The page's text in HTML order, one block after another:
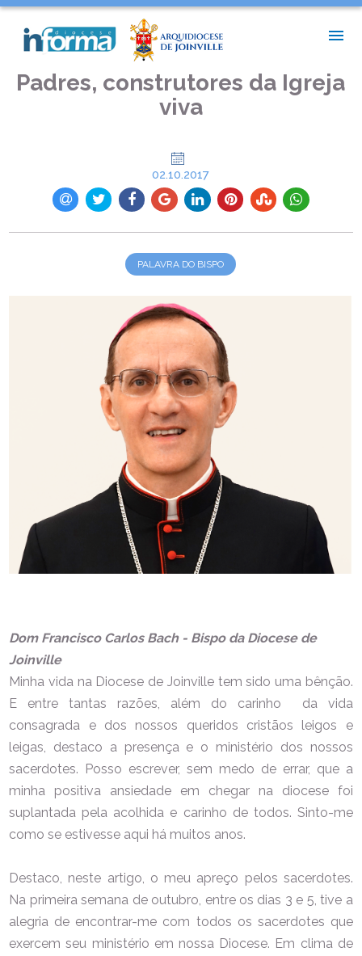
PADRES, CONSTRUTORES DA IGREJA VIVA
Padres, construtores da Igreja
viva
02.10.2017
PALAVRA DO BISPO
Dom Francisco Carlos Bach - Bispo da Diocese de
Joinville
Minha vida na Diocese de Joinville tem sido uma bênção.
E entre tantas razões, além do carinho da vida
consagrada e dos nossos queridos cristãos leigos e
leigas, destaco a presença e o ministério dos nossos
sacerdotes. Posso escrever, sem medo de errar, que a
minha positiva ansiedade em chegar na diocese foi
suplantada pela acolhida e carinho de todos. Sinto-me
como se estivesse aqui há muitos anos.
Destaco, neste artigo, o meu apreço pelos sacerdotes.
Na primeira semana de outubro, entre os dias 3 e 5, tive a
alegria de encontrar-me com todos os sacerdotes que
exercem seu ministério em nossa Diocese. Em clima de